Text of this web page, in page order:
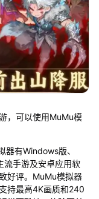
，可以使用MuMu模
器有Windows版、
流手游及安卓应用软
好评。MuMu模拟器
持最高4K画质和240